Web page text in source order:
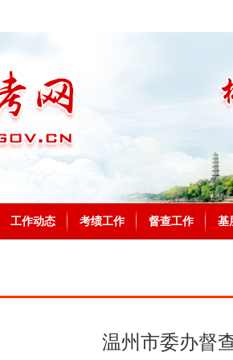
工作动态 考绩工作 督查工作 基
温州市委办督